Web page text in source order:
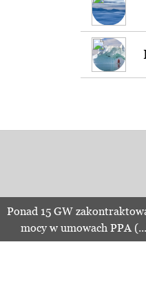
Ponad 15 GW
mocy w umowach PPA